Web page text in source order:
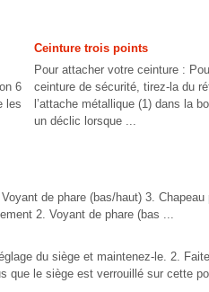
6
les
Ceinture trois points
Pour attacher votre ceinture :
ceinture de sécurité, tirez-la du
l’attache métallique (1) dans la
un déclic lorsque ...
de phare (bas/haut) 3. Chapeau
2. Voyant de phare (bas ...
du siège et maintenez-le. 2.
que le siège est verrouillé sur cette